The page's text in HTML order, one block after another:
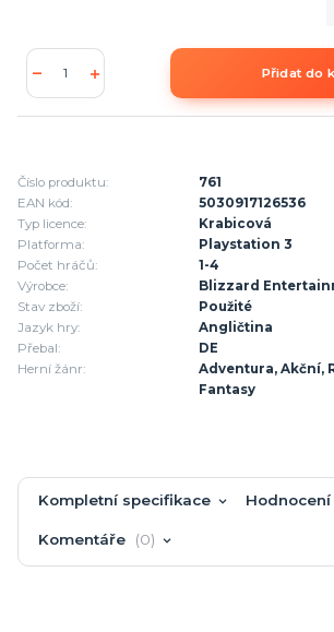
Přidat do
Číslo produktu:
761
EAN kód:
5030917126536
Typ licence:
Krabicová
Platforma:
Playstation 3
Počet hráčů:
1-4
Výrobce:
Blizzard
Stav zboží:
Použité
Jazyk hry:
Angličtina
Přebal:
DE
Herní žánr:
Adventura, Akční,
Fantasy
Kompletní specifikace Hodnocení
Komentáře 0